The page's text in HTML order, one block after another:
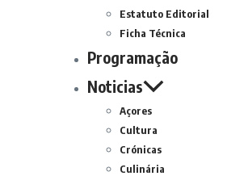
Estatuto Editorial
Ficha Técnica
Programação
Noticias
Açores
Cultura
Crónicas
Culinária